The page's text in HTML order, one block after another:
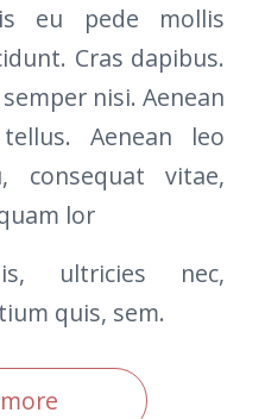
eu pede mollis
Cras dapibus.
nisi. Aenean
Aenean leo
consequat vitae,
lor
ultricies nec,
quis, sem.